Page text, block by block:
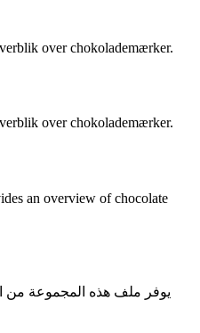
over chokolademærker.
over chokolademærker.
an overview of chocolate
يوفر ملف هذه المجموعة من